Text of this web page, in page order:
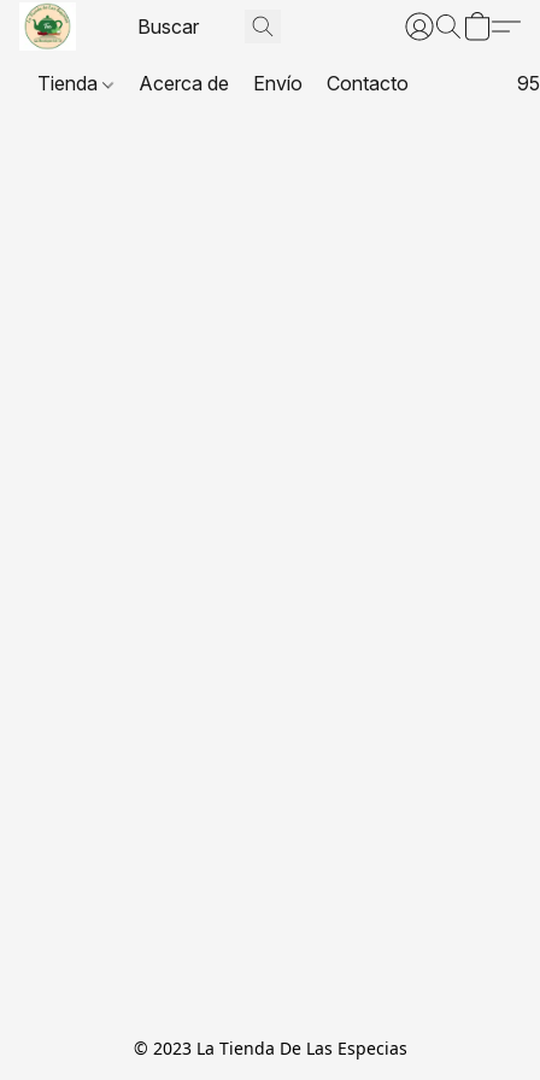
Tienda Acerca de Envío Contacto
© 2023 La Tienda De Las Especias